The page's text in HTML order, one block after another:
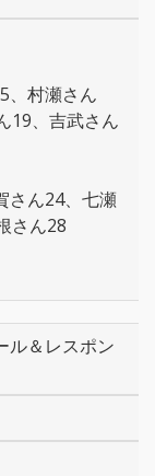
、村瀬さん
19、吉武さん
さん24、七瀬
さん28
ル＆レスポン